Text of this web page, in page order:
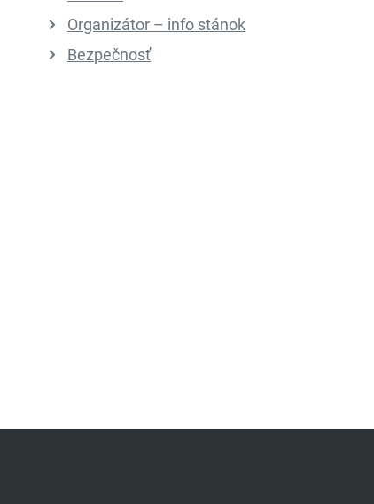
Organizátor – info stánok
Bezpečnosť